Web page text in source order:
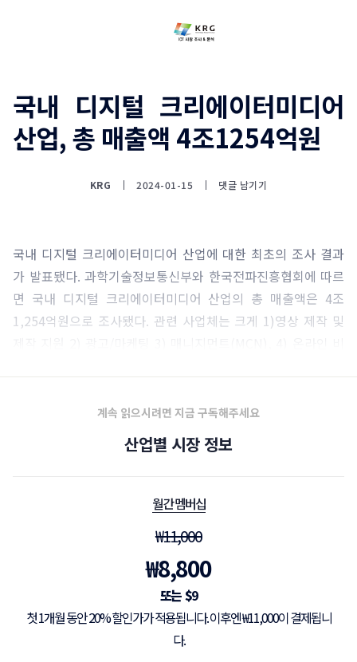
국내 디지털 크리에이터미디어
산업, 총 매출액 4조1254억원
KRG 2024-01-15 댓글 남기기
국내 디지털 크리에이터미디어 산업에 대한 최초의 조사 결과
가 발표됐다. 과학기술정보통신부와 한국전파진흥협회에 따르
면 국내 디지털 크리에이터미디어 산업의 총 매출액은 4조
1,254억원으로 조사됐다. 관련 사업체는 크게 1)영상 제작 및
계속 읽으시려면 지금 구독해주세요
산업별 시장 정보
월간 멤버십
₩11,000
₩8,800
$9
첫 1개월 동안 20% 할인가가 적용됩니다. 이후엔 ₩11,000이 결제됩니
다.